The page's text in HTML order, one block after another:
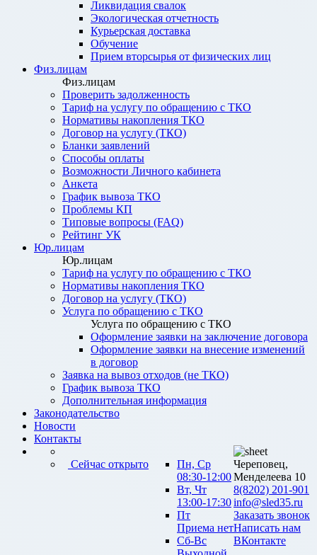
Ликвидация свалок
Экологическая отчетность
Курьерская доставка
Обучение
Прием вторсырья от физических лиц
Физ.лицам
Физ.лицам
Проверить задолженность
Тариф на услугу по обращению с ТКО
Нормативы накопления ТКО
Договор на услугу (ТКО)
Бланки заявлений
Способы оплаты
Возможности Личного кабинета
Анкета
График вывоза ТКО
Проблемы КП
Типовые вопросы (FAQ)
Рейтинг УК
Юр.лицам
Юр.лицам
Тариф на услугу по обращению с ТКО
Нормативы накопления ТКО
Договор на услугу (ТКО)
Услуга по обращению с ТКО
Услуга по обращению с ТКО
Оформление заявки на заключение договора
Оформление заявки на внесение изменений
в договор
Заявка на вывоз отходов (не ТКО)
График вывоза ТКО
Дополнительная информация
Законодательство
Новости
Контакты
Сейчас открыто
Пн, Ср
08:30-12:00
Вт, Чт
13:00-17:30
Пт
Приема нет
Сб-Вс
Череповец,
Менделеева 10
8(8202) 201-901
info@sled35.ru
Заказать звонок
Написать нам
ВКонтакте